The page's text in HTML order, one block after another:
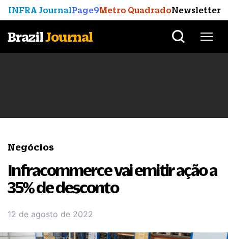
INFRA JournalPage9Metro QuadradoNewsletter
BrazilJournal
Negócios
Infracommerce vai emitir ação a
35% de desconto
12 de agosto de 2022